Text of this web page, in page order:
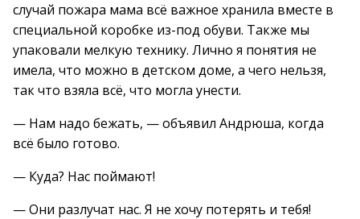
случай пожара мама всё важное хранила вместе в
специальной коробке из-под обуви. Также мы
упаковали мелкую технику. Лично я понятия не
имела, что можно в детском доме, а чего нельзя,
так что взяла всё, что могла унести.
— Нам надо бежать, — объявил Андрюша, когда
всё было готово.
— Куда? Нас поймают!
— Они разлучат нас. Я не хочу потерять и тебя!